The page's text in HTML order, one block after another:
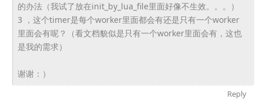
的办法（我试了放在init_by_lua_file里面好像不生效。。 。）
3 ， 这个timer是每个worker里面都会有还是只有一个worker
里面会有呢？（看文档貌似是只有一个worker里面会有，这也
是我的需求）
谢谢：）
Reply